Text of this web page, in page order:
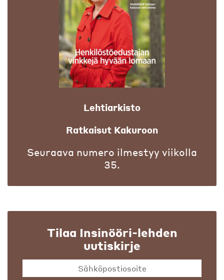
Lehtiarkisto
Ratkaisut Kakuroon
Seuraava numero ilmestyy viikolla
35.
Tilaa Insinööri-lehden
uutiskirje